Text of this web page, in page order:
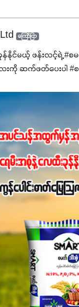
ကြော်ငြာ
နိုင်မယ့် ဖန်းလင့်ရဲ့ #စ
ေးကို ဆက်ဖတ်‌ပေးပါ
ပေါင်းစပ်ထားတဲ့ ကွ
ဝင်တဲ့အတွက် ကလိုရိုဖီးလ်ဖွဲ့
းစေပါတယ်။ အပင်၏ပ
7%ပါဝင်မှုကြ
ပွင့်ခြင်း၊အသီးသီးခြ
အပင်ရဲ့ ရောဂါဒဏ်၊ရ
န်စေဖို့အတွက် လိုအပ်တဲ့အ
ောင်းမွန်လာခြင်း၊မ
ာကိုရရှိစေမှာဖြစ်ပါတယ်
င်တယ်ဆိုတော့ တစ်မျိုးတ
သီးနှံတိုင်းကြီးထွားအေ